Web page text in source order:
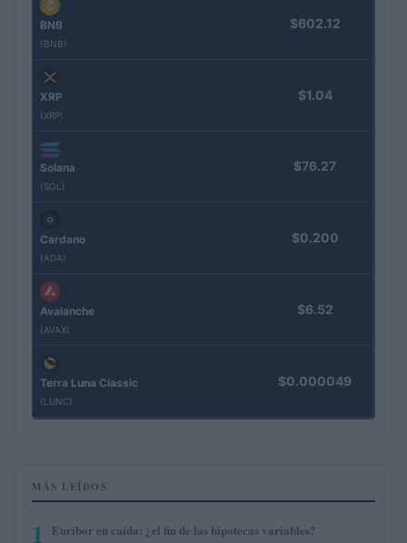
BNB
(BNB)
$602.12
XRP
(XRP)
$1.04
Solana
(SOL)
$76.27
Cardano
(ADA)
$0.200
Avalanche
(AVAX)
$6.52
Terra Luna Classic
(LUNC)
$0.000049
MÁS LEÍDOS
1 Euríbor en caída: ¿el fin de las hipotecas variables?